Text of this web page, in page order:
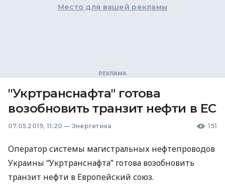
Место для вашей рекламы
"Укртранснафта" готова
возобновить транзит нефти в ЕС
07.05.2019, 11:20 — Энергетика 151
Оператор системы магистральных нефтепроводов
Украины “Укртранснафта” готова возобновить
транзит нефти в Европейский союз.